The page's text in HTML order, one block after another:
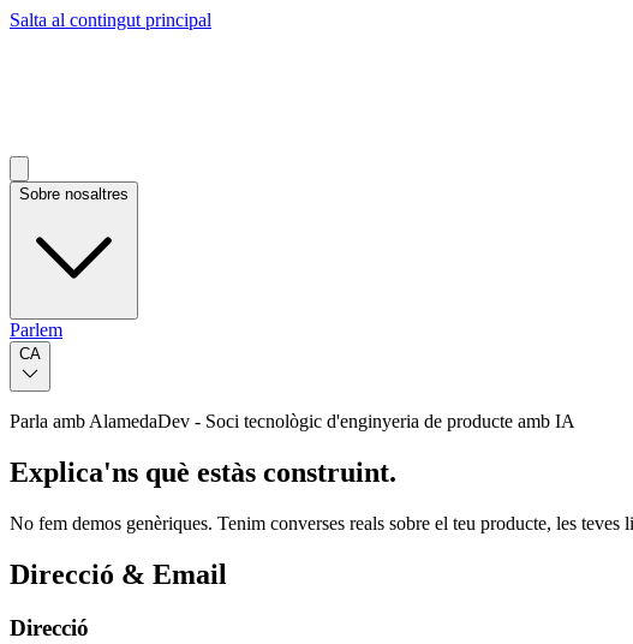
Salta al contingut principal
Sobre nosaltres
Parlem
CA
Parla amb AlamedaDev - Soci tecnològic d'enginyeria de producte amb IA
Explica'ns què estàs construint.
No fem demos genèriques. Tenim converses reals sobre el teu producte, les
Direcció & Email
Direcció